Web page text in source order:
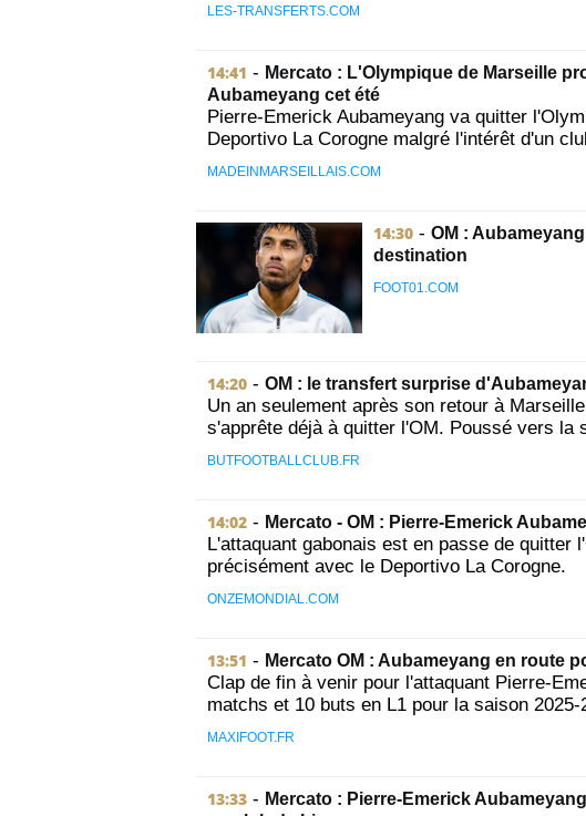
LES-TRANSFERTS.COM
14:41 - Mercato : L'Olympique de Marseille
Aubameyang cet été
Pierre-Emerick Aubameyang va quitter
Deportivo La Corogne malgré l'intérêt d'un
MADEINMARSEILLAIS.COM
14:30 - OM :
destination
FOOT01.COM
14:20 - OM : le transfert surprise
Un an seulement après son retour à
s'apprête déjà à quitter l'OM. Poussé vers la
BUTFOOTBALLCLUB.FR
14:02 - Mercato - OM : Pierre-Emerick
L'attaquant gabonais est en passe de quitter
précisément avec le Deportivo La Corogne.
ONZEMONDIAL.COM
13:51 - Mercato OM : Aubameyang en route
Clap de fin à venir pour l'attaquant Pierre-
matchs et 10 buts en L1 pour la saison 2025-
MAXIFOOT.FR
13:33 - Mercato : Pierre-Emerick